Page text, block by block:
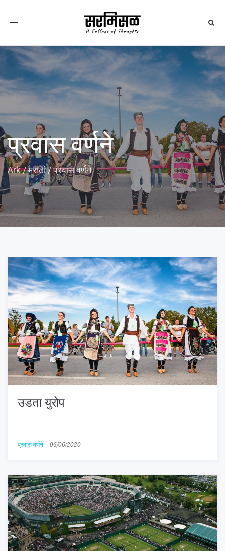
Toggle
प्रवास वर्णने
Ark/मराठी/प्रवास वर्णने
उडता युरोप
प्रवास वर्णने - 06/06/2020